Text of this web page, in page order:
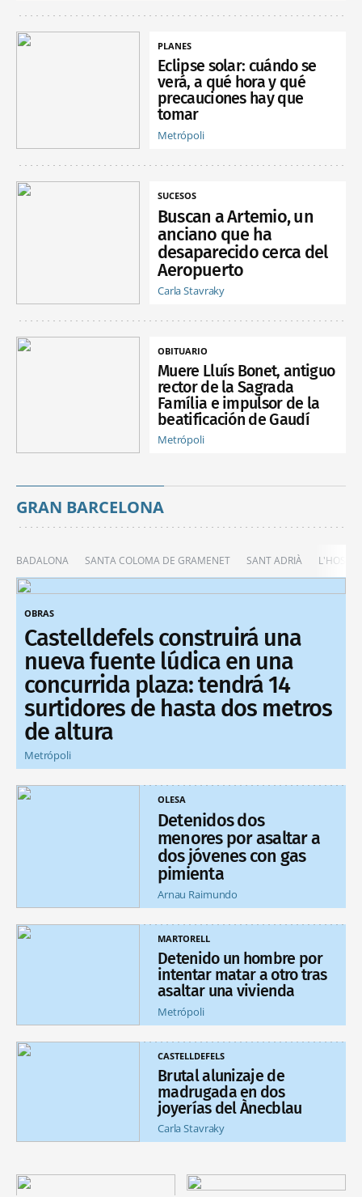
PLANES
Eclipse solar: cuándo se
verá, a qué hora y qué
precauciones hay que
tomar
Metrópoli
SUCESOS
Buscan a Artemio, un
anciano que ha
desaparecido cerca del
Aeropuerto
Carla Stavraky
OBITUARIO
Muere Lluís Bonet, antiguo
rector de la Sagrada
Família e impulsor de la
beatificación de Gaudí
Metrópoli
GRAN BARCELONA
BADALONA SANTA COLOMA DE GRAMENET SANT ADRIÀ
OBRAS
Castelldefels construirá una
nueva fuente lúdica en una
concurrida plaza: tendrá 14
surtidores de hasta dos metros
de altura
Metrópoli
OLESA
Detenidos dos
menores por asaltar a
dos jóvenes con gas
pimienta
Arnau Raimundo
MARTORELL
Detenido un hombre por
intentar matar a otro tras
asaltar una vivienda
Metrópoli
CASTELLDEFELS
Brutal alunizaje de
madrugada en dos
joyerías del Ànecblau
Carla Stavraky